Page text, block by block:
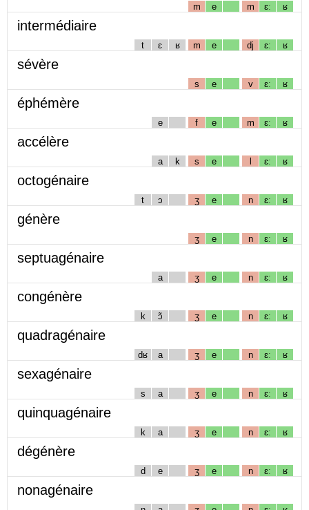
m e m ɛː ʁ
intermédiaire
t ɛ ʁ m e dj ɛː ʁ
sévère
s e v ɛː ʁ
éphémère
e f e m ɛː ʁ
accélère
a k s e l ɛː ʁ
octogénaire
t ɔ ʒ e n ɛː ʁ
génère
ʒ e n ɛː ʁ
septuagénaire
a ʒ e n ɛː ʁ
congénère
k ɔ̃ ʒ e n ɛː ʁ
quadragénaire
dʁ a ʒ e n ɛː ʁ
sexagénaire
s a ʒ e n ɛː ʁ
quinquagénaire
k a ʒ e n ɛː ʁ
dégénère
d e ʒ e n ɛː ʁ
nonagénaire